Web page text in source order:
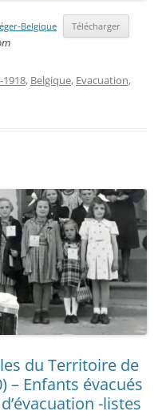
Belgique Télécharger
1918, Belgique, Evacuation,
du Territoire de
– Enfants évacués
-listes